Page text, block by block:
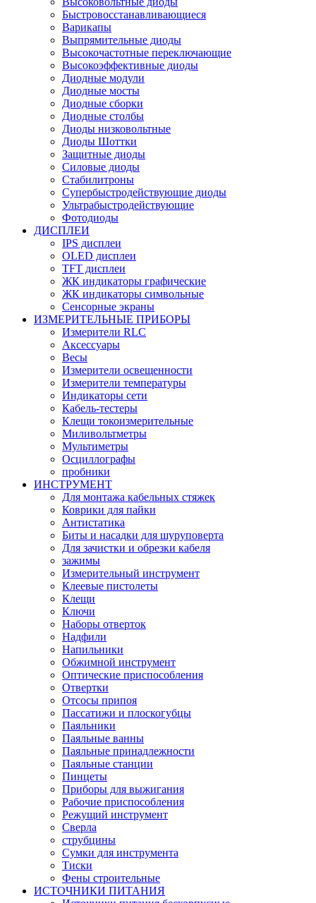
Быстровосстанавливающиеся
Варикапы
Выпрямительные диоды
Высокочастотные переключающие
Высокоэффективные диоды
Диодные модули
Диодные мосты
Диодные сборки
Диодные столбы
Диоды низковольтные
Диоды Шоттки
Защитные диоды
Силовые диоды
Стабилитроны
Супербыстродействующие диоды
Ультрабыстродействующие
Фотодиоды
ДИСПЛЕИ
IPS дисплеи
OLED дисплеи
TFT дисплеи
ЖК индикаторы графические
ЖК индикаторы символьные
Сенсорные экраны
ИЗМЕРИТЕЛЬНЫЕ ПРИБОРЫ
Измерители RLC
Аксессуары
Весы
Измерители освещенности
Измерители температуры
Индикаторы сети
Кабель-тестеры
Клещи токоизмерительные
Миливольтметры
Мультиметры
Осциллографы
пробники
ИНСТРУМЕНТ
Для монтажа кабельных стяжек
Коврики для пайки
Антистатика
Биты и насадки для шуруповерта
Для зачистки и обрезки кабеля
зажимы
Измерительный инструмент
Клеевые пистолеты
Клещи
Ключи
Наборы отверток
Надфили
Напильники
Обжимной инструмент
Оптические приспособления
Отвертки
Отсосы припоя
Пассатижи и плоскогубцы
Паяльники
Паяльные ванны
Паяльные принадлежности
Паяльные станции
Пинцеты
Приборы для выжигания
Рабочие приспособления
Режущий инструмент
Сверла
струбцины
Сумки для инструмента
Тиски
Фены строительные
ИСТОЧНИКИ ПИТАНИЯ